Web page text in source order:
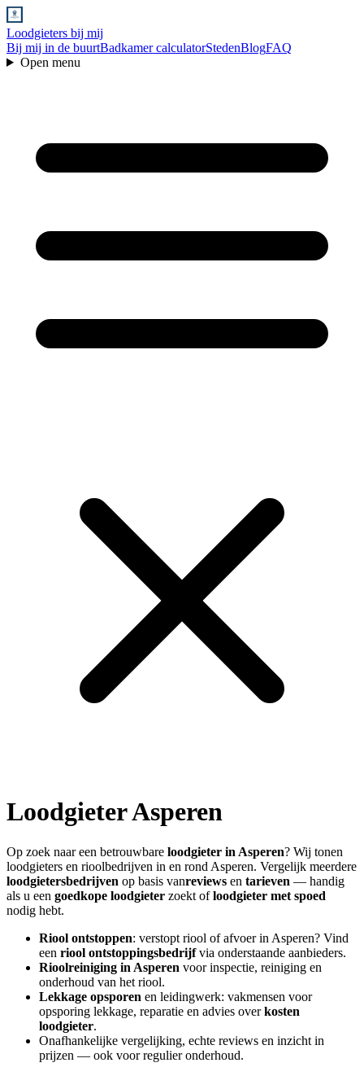
Loodgieters bij mij
Bij mij in de buurtBadkamer calculatorStedenBlogFAQ
Open menu
LoodgieterAsperen
Op zoek naar een betrouwbare loodgieter in Asperen? Wij tonen
loodgieters en rioolbedrijven in en rond Asperen. Vergelijk meerdere
loodgietersbedrijven op basis vanreviews en tarieven — handig
als u een goedkope loodgieter zoekt ofloodgieter met spoed
nodig hebt.
Riool ontstoppen: verstopt riool of afvoer in Asperen? Vind
een riool ontstoppingsbedrijfvia onderstaande aanbieders.
Rioolreiniging in Asperen voor inspectie, reiniging en
onderhoud van het riool.
Lekkage opsporen en leidingwerk: vakmensen voor
opsporing lekkage, reparatie en advies overkosten
loodgieter.
Onafhankelijke vergelijking, echte reviews en inzicht in
prijzen — ook voor regulier onderhoud.